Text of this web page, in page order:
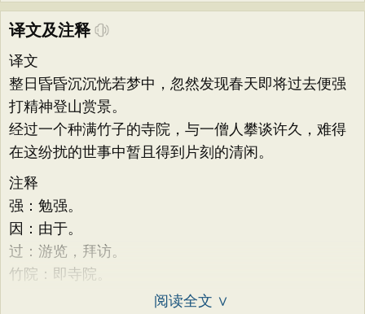
译文及注释
译文
整日昏昏沉沉恍若梦中，忽然发现春天即将过去便强
打精神登山赏景。
经过一个种满竹子的寺院，与一僧人攀谈许久，难得
在这纷扰的世事中暂且得到片刻的清闲。
注释
强：勉强。
因：由于。
过：游览，拜访。
竹院：即寺院。
阅读全文 ∨